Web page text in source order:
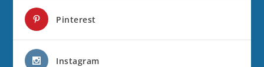
Pinterest
Instagram